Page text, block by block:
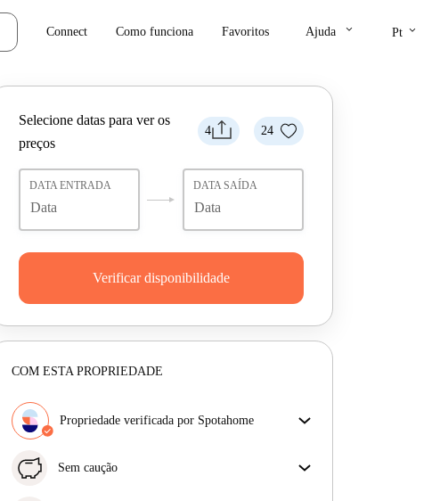
Connect Como funciona Favoritos Ajuda keyboard_arrow_down Pt keyboard_arrow_down
4 24
Selecione datas para ver os
preços
DATA ENTRADA DATA SAÍDA
Verificar disponibilidade
COM ESTA PROPRIEDADE
Propriedade verificada por Spotahome
obténs exatamente o que vês no anúncio.
Sem caução